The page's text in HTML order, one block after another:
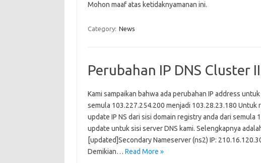
Mohon maaf atas ketidaknyamanan ini.
Category: News
Perubahan IP DNS Cluster
Kami sampaikan bahwa ada perubahan IP address
semula 103.227.254.200 menjadi 103.28.23.180
update IP NS dari sisi domain registry anda dari
update untuk sisi server DNS kami. Selengkapnya
[updated]Secondary Nameserver (ns2) IP:
Demikian… Read More »